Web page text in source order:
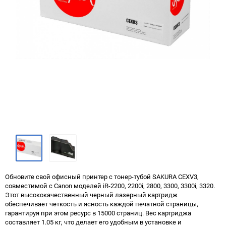
Обновите свой офисный принтер с тонер-тубой SAKURA CEXV3,
совместимой с Canon моделей iR-2200, 2200i, 2800, 3300, 3300i, 3320.
Этот высококачественный черный лазерный картридж
обеспечивает четкость и ясность каждой печатной страницы,
гарантируя при этом ресурс в 15000 страниц. Вес картриджа
составляет 1.05 кг, что делает его удобным в установке и